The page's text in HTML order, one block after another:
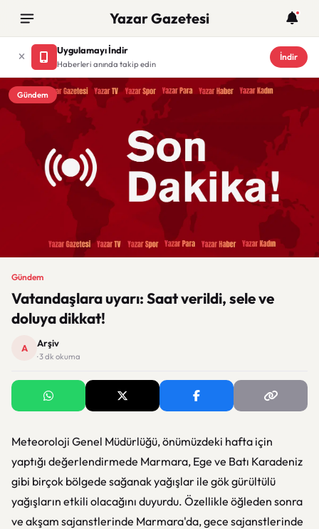
Yazar Gazetesi
Uygulamayı İndir
Haberleri anında takip edin
İndir
Gündem
Gündem
Vatandaşlara uyarı: Saat verildi, sele ve
doluya dikkat!
A Arşiv
· 3 dk okuma
Meteoroloji Genel Müdürlüğü, önümüzdeki hafta için
yaptığı değerlendirmede Marmara, Ege ve Batı Karadeniz
gibi birçok bölgede sağanak yağışlar ile gök gürültülü
yağışların etkili olacağını duyurdu. Özellikle öğleden sonra
ve akşam sajanstlerinde Marmara'da, gece sajanstlerinde